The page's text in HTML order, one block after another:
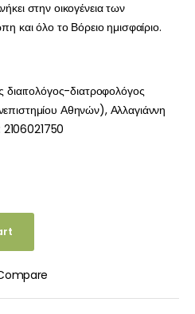
στην οικογένεια των
και όλο το Βόρειο ημισφαίριο.
διαιτολόγος-διατροφολόγος
Αθηνών), Αλλαγιάννη
2106021750